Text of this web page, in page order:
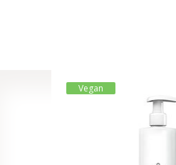
Vegan